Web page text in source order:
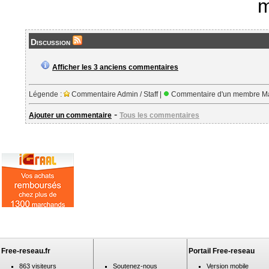
Discussion
Afficher les 3 anciens commentaires
Légende : Commentaire Admin / Staff | Commentaire d'un membre
Ajouter un commentaire - Tous les commentaires
Free-reseau.fr
863 visiteurs Soutenez-nous
Portail Free-reseau
Version mobile